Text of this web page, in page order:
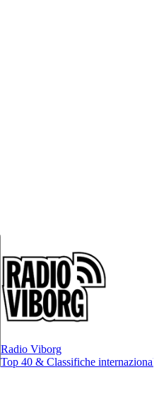
Radio Viborg
Top 40 & Classifiche internazionali